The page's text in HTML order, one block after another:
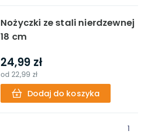
Nożyczki ze stali nierdzewnej
18 cm
24,99 zł
od22,99 zł
Dodaj do koszyka
1